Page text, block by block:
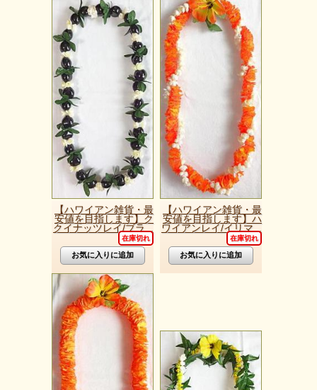
【ハワイアン雑貨・最
安値を目指します】ク
クイナッツレイ/ブラ...
在庫切れ
【ハワイアン雑貨・最
安値を目指します】ハ
ワイアンレイ/イリマ...
在庫切れ